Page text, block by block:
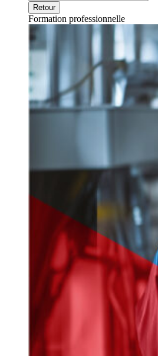
Retour
Formation professionnelle